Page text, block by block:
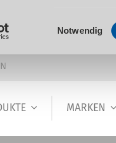
Notwendig
MARKEN